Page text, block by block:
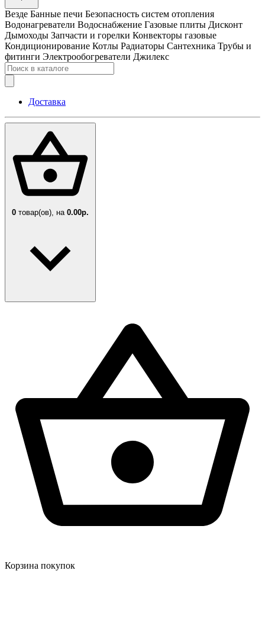
Везде Банные печи Безопасность систем отопления
Водонагреватели Водоснабжение Газовые плиты Дисконт
Дымоходы Запчасти и горелки Конвекторы газовые
Кондиционирование Котлы Радиаторы Сантехника Трубы и
фитинги Электрообогреватели Джилекс
Доставка
0 товар(ов), на 0.00р.
Корзина покупок